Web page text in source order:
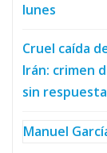
lunes
Cruel caída
Irán: crimen
sin respuesta
Manuel